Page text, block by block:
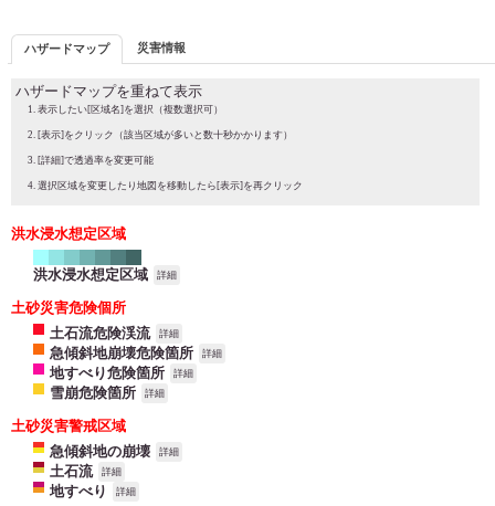
ハザードマップ 災害情報
ハザードマップを重ねて表示
表示したい[区域名]を選択（複数選択可）
[表示]をクリック（該当区域が多いと数十秒かかります）
[詳細]で透過率を変更可能
選択区域を変更したり地図を移動したら[表示]を再クリック
洪水浸水想定区域
洪水浸水想定区域 詳細
土砂災害危険個所
土石流危険渓流
詳細
急傾斜地崩壊危険箇所 詳細
地すべり危険箇所 詳細
雪崩危険箇所 詳細
土砂災害警戒区域
急傾斜地の崩壊
詳細
土石流 詳細
地すべり 詳細